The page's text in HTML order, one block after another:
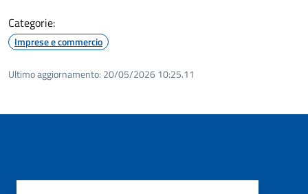
Categorie:
Imprese e commercio
Ultimo aggiornamento: 20/05/2026 10:25.11